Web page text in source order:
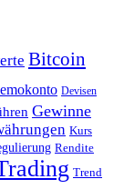
Bitcoin
Devisen
Gewinne
Kurs
Rendite
Trend